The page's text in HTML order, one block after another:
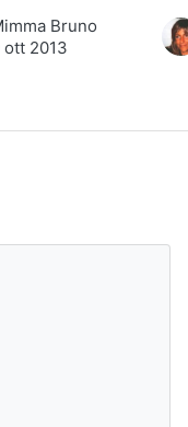
Bruno
ott 2013